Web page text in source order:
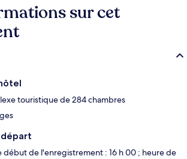
sur cet
touristique de 284 chambres
début de l'enregistrement : 16 h 00 ; heure de